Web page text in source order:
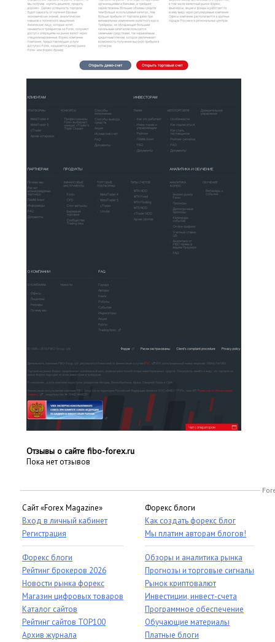
Отзывы о сайте fibo-forex.ru
Пока нет отзывов
Сайт «Forex Magazine»
Вход в личный кабинет
Регистрация
Форекс блоги
Рейтинг брокеров 2026
Новости рынка форекс
Магазин цифровых товаров
Каталог сайтов
Рейтинг сайтов TOP100
Архив журнала
Форекс блоги
Как создать форекс блог
Мы платим авторам блогов!
Обзоры и аналитика рынка
Прогнозы и торговые сигналы
Рынок криптовалют
Инвестиции, инвест-счета
Программное обеспечение
Обучающие материалы
Платные блоги